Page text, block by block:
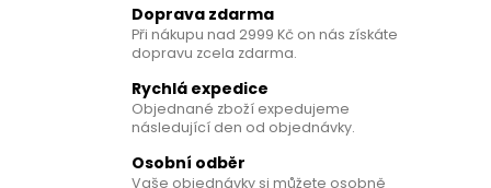
Doprava zdarma
Při nákupu nad 2999 Kč on nás získáte
dopravu zcela zdarma.
Rychlá expedice
Objednané zboží expedujeme
následující den od objednávky.
Osobní odběr
Vaše objednávky si můžete osobně